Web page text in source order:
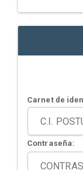
Carnet de
Contraseña: